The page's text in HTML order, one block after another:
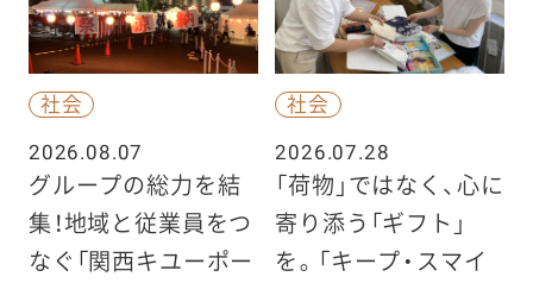
社会
2026.08.07
グループの総力を結
集！地域と従業員をつ
なぐ「関西キユーポー
社会
2026.07.28
「荷物」ではなく、心に
寄り添う「ギフト」
を。「キープ・スマイ